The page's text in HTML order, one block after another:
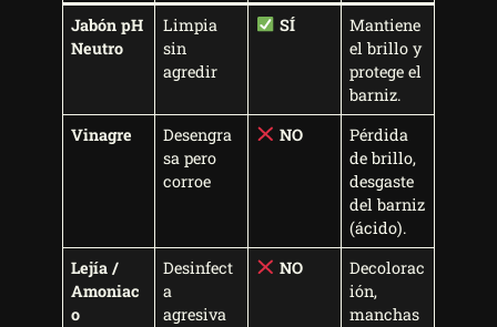
Jabón pH
Neutro
Limpia
sin
agredir
SÍ
Mantiene
el brillo y
protege el
barniz.
Vinagre
Desengra
sa pero
corroe
NO
Pérdida
de brillo,
desgaste
del barniz
(ácido).
Lejía /
Amoniac
o
Desinfect
a
agresiva
NO
Decolorac
ión,
manchas